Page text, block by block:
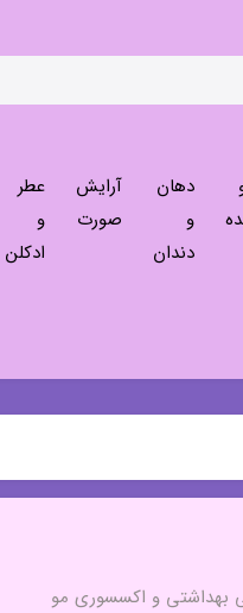
دهان
و
دندان
آرایش
صورت
عطر
و
ادکلن
بهداشتی و اکسسوری مو